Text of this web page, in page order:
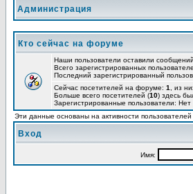
Администрация
Кто сейчас на форуме
Наши пользователи оставили
Всего зарегистрированных
Последний зарегистрированный
Сейчас посетителей на форуме: 1
, из
Больше всего посетителей (10) здесь
Зарегистрированные пользователи: Нет
Эти данные основаны на активности
Вход
Имя: